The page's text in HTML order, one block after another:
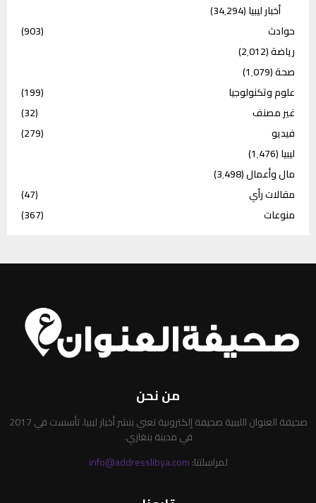
أخبار ليبيا(34٬294)
حوادث
(903)
رياضة(2٬012)
صحة(1٬079)
علوم وتكنولوجيا
(199)
غير مصنف
(32)
فيديو
(279)
ليبيا(1٬476)
مال وأعمال(3٬498)
مقالات رأي
(47)
منوعات
(367)
من نحن
صحيفة العنوان الليبية صحيفة إلكترونية تعني بنشر أخبار ليبيا. تأسست في 2017
في مدينة بنغازي.
لمراسلتنا:info@addresslibya.com